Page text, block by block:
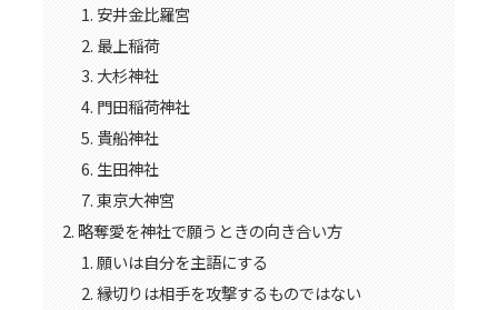
安井金比羅宮
最上稲荷
大杉神社
門田稲荷神社
貴船神社
生田神社
東京大神宮
略奪愛を神社で願うときの向き合い方
願いは自分を主語にする
縁切りは相手を攻撃するものではない